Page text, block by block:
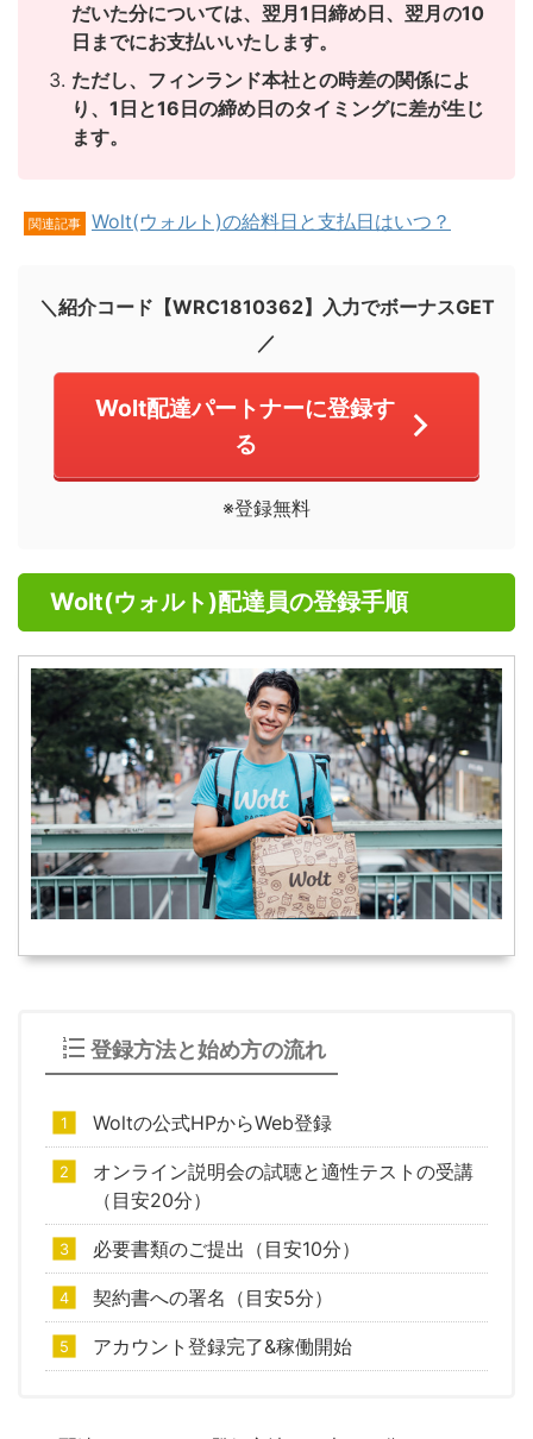
だいた分については、翌月1日締め日、翌月の10
日までにお支払いいたします。
ただし、フィンランド本社との時差の関係によ
り、1日と16日の締め日のタイミングに差が生じ
ます。
関連記事 Wolt(ウォルト)の給料日と支払日はいつ？
＼紹介コード【WRC1810362】入力でボーナスGET
／
Wolt配達パートナーに登録す
る
※登録無料
Wolt(ウォルト)配達員の登録手順
登録方法と始め方の流れ
Woltの公式HPからWeb登録
オンライン説明会の試聴と適性テストの受講
（目安20分）
必要書類のご提出（目安10分）
契約書への署名（目安5分）
アカウント登録完了&稼働開始